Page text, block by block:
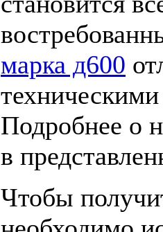
марка д600
Подробнее о
в
Чтобы